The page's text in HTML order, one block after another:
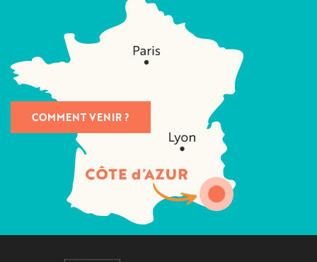
COMMENT VENIR ?